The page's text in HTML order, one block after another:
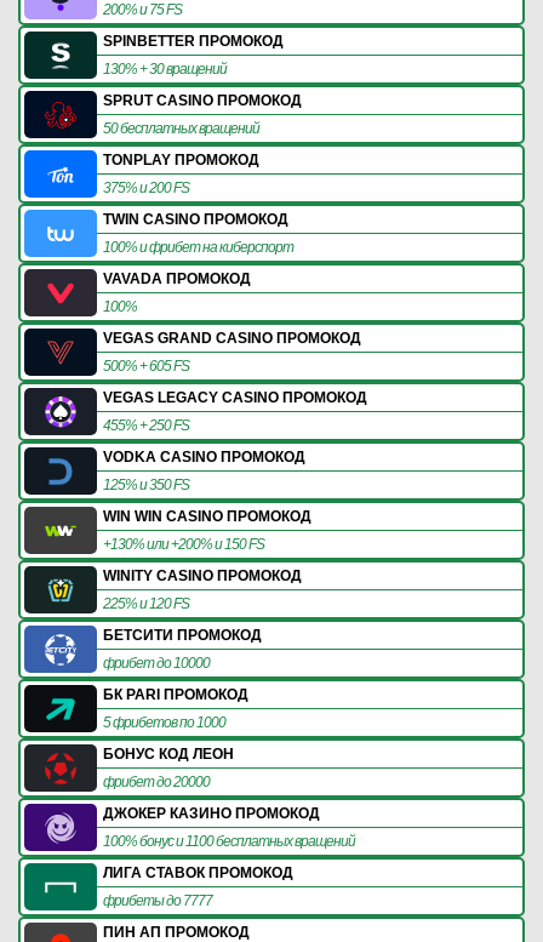
200% и 75 FS
SPINBETTER ПРОМОКОД
130% + 30 вращений
SPRUT CASINO ПРОМОКОД
50 бесплатных вращений
TONPLAY ПРОМОКОД
375% и 200 FS
TWIN CASINO ПРОМОКОД
100% и фрибет на киберспорт
VAVADA ПРОМОКОД
100%
VEGAS GRAND CASINO ПРОМОКОД
500% + 605 FS
VEGAS LEGACY CASINO ПРОМОКОД
455% + 250 FS
VODKA CASINO ПРОМОКОД
125% и 350 FS
WIN WIN CASINO ПРОМОКОД
+130% или +200% и 150 FS
WINITY CASINO ПРОМОКОД
225% и 120 FS
БЕТСИТИ ПРОМОКОД
фрибет до 10000
БК PARI ПРОМОКОД
5 фрибетов по 1000
БОНУС КОД ЛЕОН
фрибет до 20000
ДЖОКЕР КАЗИНО ПРОМОКОД
100% бонус и 1100 бесплатных вращений
ЛИГА СТАВОК ПРОМОКОД
фрибеты до 7777
ПИН АП ПРОМОКОД